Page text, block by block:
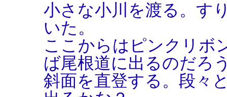
小さな小川を渡る。す
いた。
ここからはピンクリボ
ば尾根道に出るのだろ
斜面を直登する。段々